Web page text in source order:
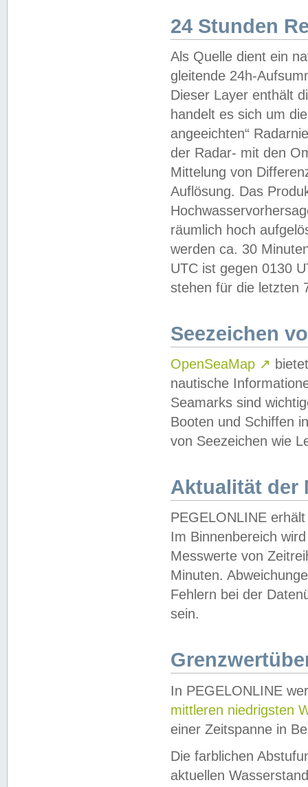
24 Stunden
Als Quelle dient ein
gleitende 24h-
Dieser Layer enthält
handelt es sich um
angeeichten“
der Radar- mit den
Mittelung von
Auflösung. Das
räumlich hoch
werden ca. 30
UTC ist gegen 0130
stehen für die letzten
Seezeichen
OpenSeaMap ↗
nautische
Seamarks sind
Booten und Schiffen
von Seezeichen wie
Aktualität der
PEGELONLINE
Im Binnenbereich
Messwerte von
Minuten.
Fehlern bei der
sein.
In PEGELONLINE
mittleren niedrigsten
einer Zeitspanne in
Die farblichen
aktuellen